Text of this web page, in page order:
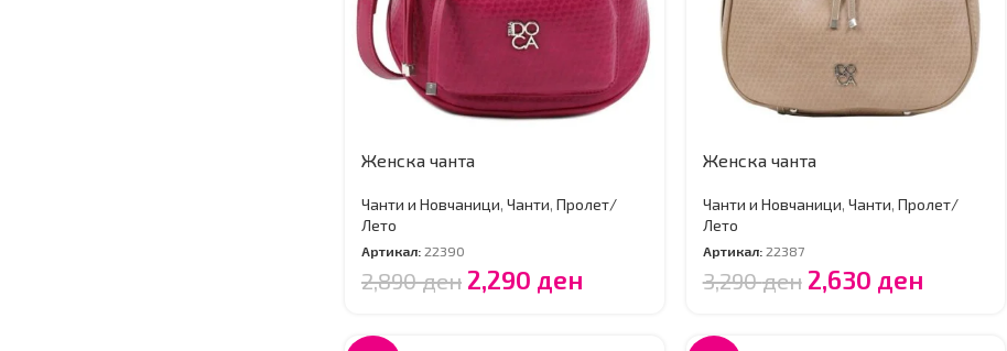
Женска чанта
Чанти и Новчаници, Чанти, Пролет/
Лето
Артикал:22390
2,890ден 2,290 ден
Женска чанта
Чанти и Новчаници, Чанти, Пролет/
Лето
Артикал:22387
3,290ден 2,630 ден